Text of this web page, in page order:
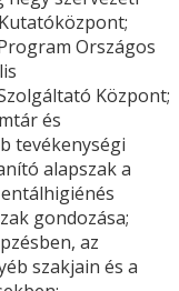
Országos
Központ;
és
tevékenységi
alapszak a
gondozása;
az
szakjain és a